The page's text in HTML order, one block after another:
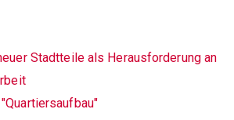
Stadtteile als Herausforderung an